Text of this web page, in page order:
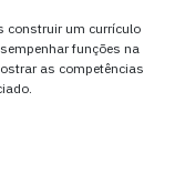
construir um currículo
funções na
as competências